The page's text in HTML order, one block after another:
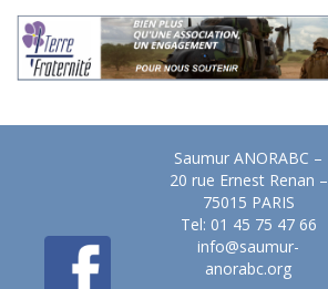
Saumur ANORABC –
20 rue Ernest Renan –
75015 PARIS
Tel: 01 45 75 47 66
info@saumur-
anorabc.org